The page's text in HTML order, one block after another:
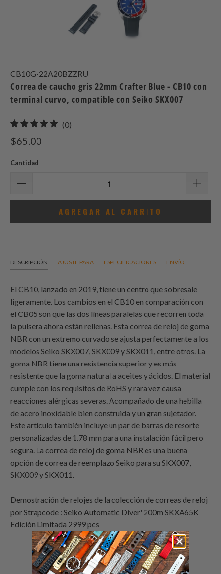
CB10G-22A20BZZRU
Correa de caucho gris 22mm Crafter Blue - CB10 con
terminal curvo, compatible con Seiko SKX007
(0)
$65.00
Cantidad
AGREGAR AL CARRITO
DESCRIPCIÓN AJUSTE PARA ESPECIFICACIONES ENVÍO
El CB10, lanzado en 2019, tiene un centro que sobresale
ligeramente. Los cambios en el CB10 en comparación con
el CB05 son que las dos líneas paralelas que recorren toda
la pulsera ahora están rellenas. Esta correa de reloj de goma
NBR con un extremo curvado se ajusta perfectamente a los
modelos Seiko SKX007, SKX009 y SKX011, entre otros. La
goma NBR tiene una resistencia superior y es más
resistente que la goma natural a aceites y ácidos. El material
cumple con los requisitos de RoHS y rara vez causa
reacciones alérgicas severas. Acompañado de una hebilla
de acero inoxidable bien construida y un gran sujetador.
Este artículo también incluye un par de barras de resorte
personalizadas de 1.78 mm para una instalación fácil pero
segura. La correa de reloj de goma NBR es una buena
opción de correa de reemplazo Seiko para su SKX007,
SKX009 y SKX011.
Demostración de relojes de la colección de correas de reloj
porStrapcode : Seiko Automatic Diver' 200m SKXA65K
Edición Limitada 2999 pcs
Comparte
esto
Comparte
esto
Compartir
esto
Email
this